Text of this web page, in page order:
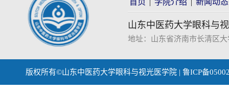
首页 | 学院介绍 | 新闻动态
山东中医药大学眼科与
地址：山东省济南市长清区
版权所有©山东中医药大学眼科与视光医学院 | 鲁ICP备